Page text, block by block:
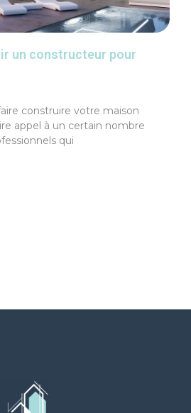
un constructeur pour
construire votre maison
appel à un certain nombre
qui